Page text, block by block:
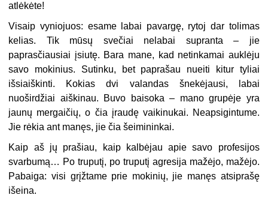
atlėkėte!
Visaip vyniojuos: esame labai pavargę, rytoj dar tolimas
kelias. Tik mūsų svečiai nelabai supranta – jie
paprasčiausiai įsiutę. Bara mane, kad netinkamai auklėju
savo mokinius. Sutinku, bet paprašau nueiti kitur tyliai
išsiaiškinti. Kokias dvi valandas šnekėjausi, labai
nuoširdžiai aiškinau. Buvo baisoka – mano grupėje yra
jaunų mergaičių, o čia įraudę vaikinukai. Neapsigintume.
Jie rėkia ant manęs, jie čia šeimininkai.
Kaip aš jų prašiau, kaip kalbėjau apie savo profesijos
svarbumą… Po truputį, po truputį agresija mažėjo, mažėjo.
Pabaiga: visi grįžtame prie mokinių, jie manęs atsiprašę
išeina.